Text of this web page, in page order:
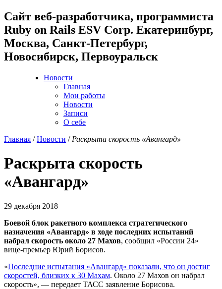
Cайт веб-разработчика, программиста
Ruby on Rails ESV Corp. Екатеринбург,
Москва, Санкт-Петербург,
Новосибирск, Первоуральск
Новости
Главная
Мои работы
Новости
Записи
О себе
Главная /Новости / Раскрыта скорость «Авангард»
Раскрыта скорость
«Авангард»
29 декабря 2018
Боевой блок ракетного комплекса стратегического
назначения «Авангард» в ходе последних испытаний
набрал скорость около 27 Махов, сообщил «России 24»
вице-премьер Юрий Борисов.
«Последние испытания «Авангард» показали, что он достиг
скоростей, близких к 30 Махам. Около 27 Махов он набрал
скорость», — передает ТАСС заявление Борисова.